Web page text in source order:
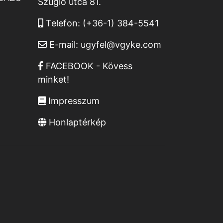
Telefon: (+36-1) 384-5541
E-mail: ugyfel@vgyke.com
FACEBOOK - Kövess
minket!
Impresszum
Honlaptérkép